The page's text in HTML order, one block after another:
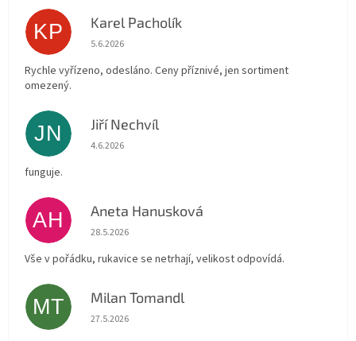
KP Karel Pacholík
Hodnocení obchodu je 4 z 5 hvězdiček.
5.6.2026
Rychle vyřízeno, odesláno. Ceny příznivé, jen sortiment
omezený.
JN Jiří Nechvíl
Hodnocení obchodu je 5 z 5 hvězdiček.
4.6.2026
funguje.
AH Aneta Hanusková
Hodnocení obchodu je 5 z 5 hvězdiček.
28.5.2026
Vše v pořádku, rukavice se netrhají, velikost odpovídá.
MT Milan Tomandl
Hodnocení obchodu je 5 z 5 hvězdiček.
27.5.2026